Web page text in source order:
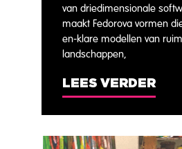
van driedimensionale
maakt Fedorova vormen
en-klare modellen van
landschappen,
LEES VERDER